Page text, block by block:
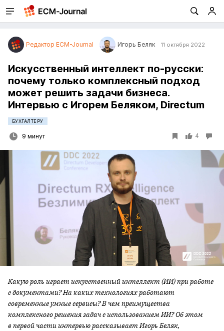
Редактор ECM-Journal Игорь Беляк 11 октября 2022
Искусственный интеллект по-русски:
почему только комплексный подход
может решить задачи бизнеса.
Интервью с Игорем Беляком, Directum
БУХГАЛТЕРУ
9 минут 4
Какую роль играет искусственный интеллект (ИИ) при работе
с документами? На каких технологиях работают
современные умные сервисы? В чем преимущества
комплексного решения задач с использованием ИИ? Об этом
в первой части интервью рассказывает Игорь Беляк,